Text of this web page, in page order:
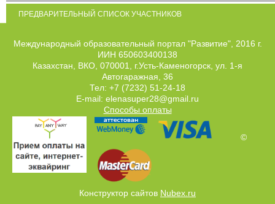
ПРЕДВАРИТЕЛЬНЫЙ СПИСОК УЧАСТНИКОВ
Международный образовательный портал "Развитие", 2016 г.
ИИН 650603400138
Казахстан, ВКО, 070001, г.Усть-Каменогорск, ул. 1-я
Автогаражная, 36
Тел: +7 (7232) 51-24-18
E-mail: elenasuper28@gmail.ru
Способы оплаты
©
Конструктор сайтов Nubex.ru